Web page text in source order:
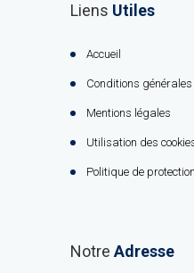
Liens Utiles
Accueil
Conditions générales
Mentions légales
Utilisation des
Politique de
Notre Adresse